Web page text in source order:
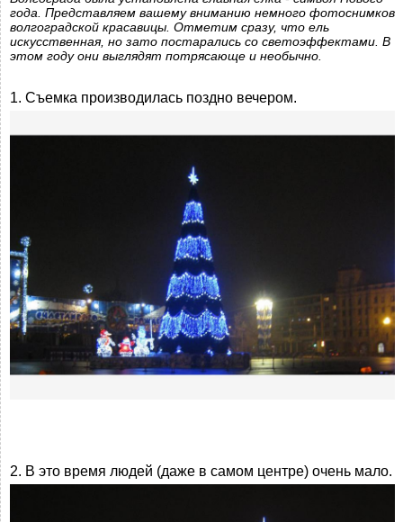
года. Представляем вашему вниманию немного фотоснимков
волгоградской красавицы. Отметим сразу, что ель
искусственная, но зато постарались со светоэффектами. В
этом году они выглядят потрясающе и необычно.
1. Съемка производилась поздно вечером.
2. В это время людей (даже в самом центре) очень мало.